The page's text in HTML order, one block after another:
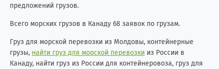
предложений грузов.
Всего морских грузов в Канаду 68 заявок по грузам.
Груз для морской перевозки из Молдовы, контейнерные
грузы, найти груз для морской перевозки из России в
Канаду, найти груз из России для контейнеровоза, груз для